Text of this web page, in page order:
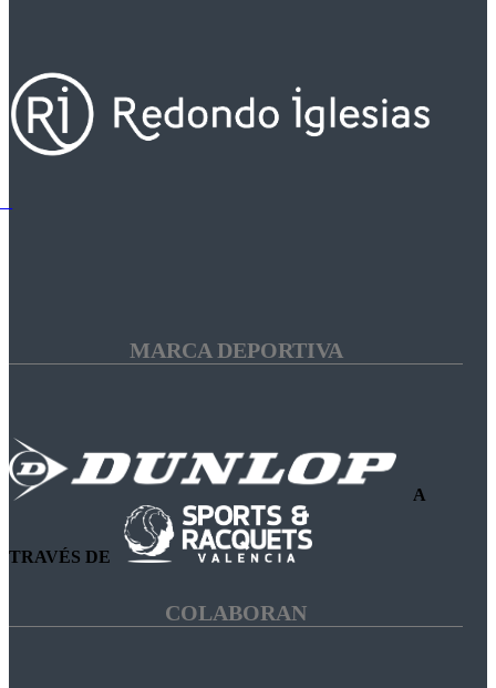
MARCA DEPORTIVA
A
TRAVÉS DE
COLABORAN